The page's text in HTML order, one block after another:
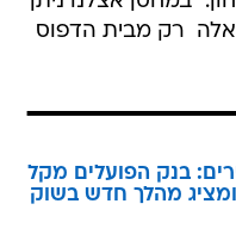
כאלה  רק מבית הדפוס
בנק הפועלים מקל
מהלך חדש בשוק